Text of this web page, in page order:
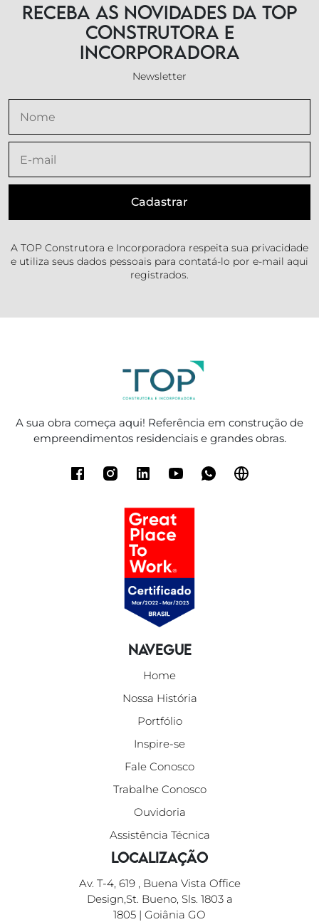
Receba as novidades da TOP
Construtora e
Incorporadora
Newsletter
A TOP Construtora e Incorporadora respeita sua privacidade
e utiliza seus dados pessoais para contatá-lo por e-mail aqui
registrados.
A sua obra começa aqui! Referência em construção de
empreendimentos residenciais e grandes obras.
Navegue
Home
Nossa História
Portfólio
Inspire-se
Fale Conosco
Trabalhe Conosco
Ouvidoria
Assistência Técnica
Localização
Av. T-4, 619 , Buena Vista Office
Design,St. Bueno, Sls. 1803 a
1805 | Goiânia GO